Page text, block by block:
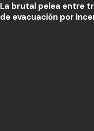
La brutal pelea entre
de evacuación por